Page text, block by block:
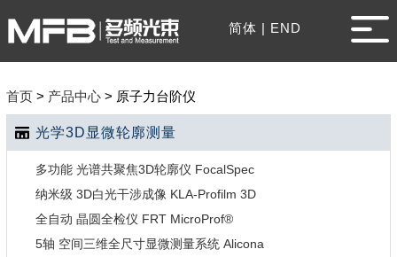
简体 | END
首页> 产品中心> 原子力台阶仪
光学3D显微轮廓测量
多功能 光谱共聚焦3D轮廓仪 FocalSpec
纳米级 3D白光干涉成像 KLA-Profilm 3D
全自动 晶圆全检仪 FRT MicroProf®
5轴 空间三维全尺寸显微测量系统 Alicona